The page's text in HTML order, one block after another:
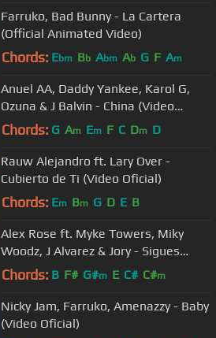
Farruko, Bad Bunny - La Cartera
(Official Animated Video)
Chords: Ebm Bb Abm Ab G F Am
Anuel AA, Daddy Yankee, Karol G,
Ozuna & J Balvin - China (Video
Oficial)
Chords: G Am Em F C Dm D
Rauw Alejandro ft. Lary Over -
Cubierto de Ti (Video Oficial)
Chords: Em Bm G D E B
Alex Rose ft. Myke Towers, Miky
Woodz, J Alvarez & Jory - Sigues
Preguntando (Remix) [Video Oficial]
Chords: B F# G#m E C# C#m
Nicky Jam, Farruko, Amenazzy - Baby
(Video Oficial)